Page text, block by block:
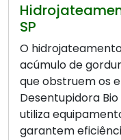
SP
O
acúmulo de
que obstruem os
Desentupidora
utiliza
garantem